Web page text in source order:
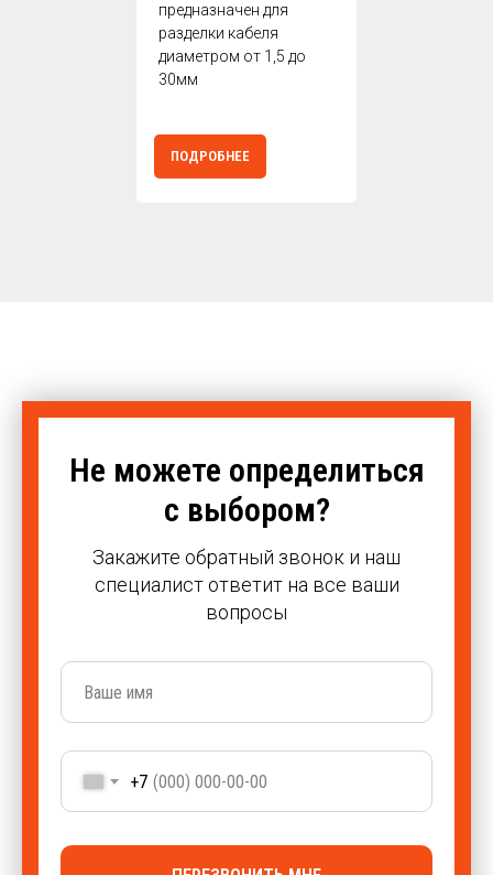
предназначен для
разделки кабеля
диаметром от 1,5 до
30мм
ПОДРОБНЕЕ
Не можете определиться
с выбором?
Закажите обратный звонок и наш
специалист ответит на все ваши
вопросы
+7